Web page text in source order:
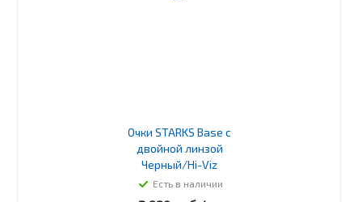
Очки STARKS Base с
двойной линзой
Черный/Hi-Viz
Есть в наличии